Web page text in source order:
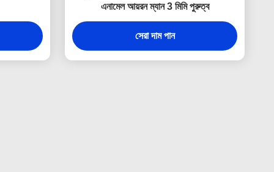
এনামেল আয়রন ম্যান 3 মিমি পুরুত্ব
সেরা দাম পান